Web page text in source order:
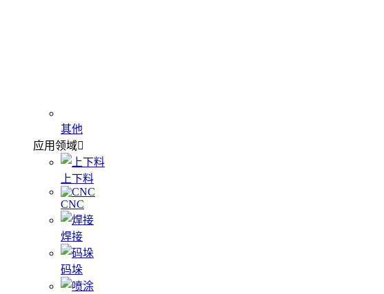
其他
应用领域
上下料
CNC
焊接
码垛